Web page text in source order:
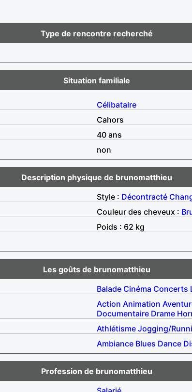
Type de rencontre recherché
Situation familiale
Célibataire
Cahors
40 ans
non
Description physique de brunomatthieu
Style : Décontracté
Couleur des cheveux :
Poids : 62 kg
Les goûts de brunomatthieu
Balade Cinéma Concerts
Action Animation
Documentaire Drame
Athlétisme Jogging/
Ambiance Blues Dance
Profession de brunomatthieu